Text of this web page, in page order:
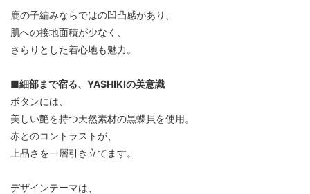
鹿の子編みならではの凹凸感があり、
肌への接地面積が少なく、
さらりとした着心地も魅力。
■細部まで宿る、YASHIKIの美意識
ボタンには、
美しい艶を持つ天然素材の黒蝶貝を使用。
赤とのコントラストが、
上品さを一層引き立てます。
デザインテーマは、